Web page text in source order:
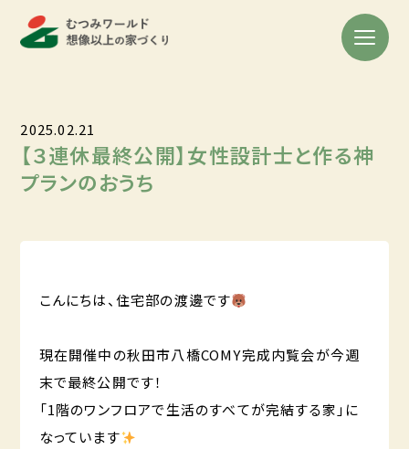
2025.02.21
【３連休最終公開】女性設計士と作る神
プランのおうち
こんにちは、住宅部の渡邊です
現在開催中の秋田市八橋COMY完成内覧会が今週
末で最終公開です！
「1階のワンフロアで生活のすべてが完結する家」に
なっています